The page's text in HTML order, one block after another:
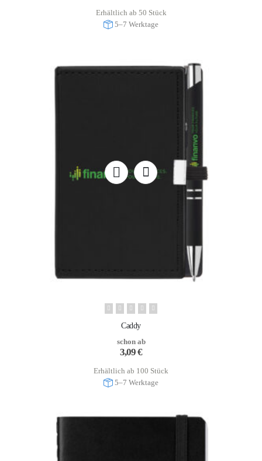
Erhältlich ab 50 Stück
5–7 Werktage
Caddy
schon ab
3,09€
Erhältlich ab 100 Stück
5–7 Werktage